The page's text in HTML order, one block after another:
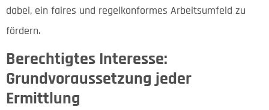
dabei, ein faires und regelkonformes Arbeitsumfeld zu
fördern.
Berechtigtes Interesse:
Grundvoraussetzung jeder
Ermittlung